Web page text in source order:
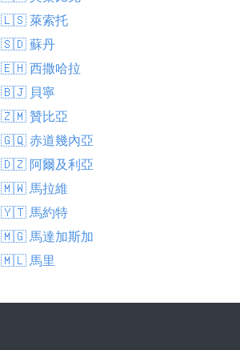
🇱🇸 萊索托
🇸🇩 蘇丹
🇪🇭 西撒哈拉
🇧🇯 貝寧
🇿🇲 贊比亞
🇬🇶 赤道幾內亞
🇩🇿 阿爾及利亞
🇲🇼 馬拉維
🇾🇹 馬約特
🇲🇬 馬達加斯加
🇲🇱 馬里